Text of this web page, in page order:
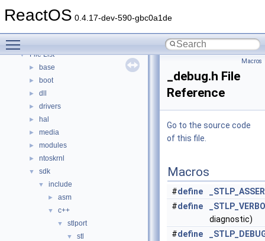
ReactOS 0.4.17-dev-590-gbc0a1de
► Namespaces
▼
▼ File List
► base
► boot
► dll
► drivers
► hal
► media
► modules
► ntoskrnl
▼ sdk
▼ include
► asm
▼ c++
▼ stlport
▼ stl
Macros
_debug.h File
Reference
Go to the source code
of this file.
Macros
#define
#define
diagnostic)
#define